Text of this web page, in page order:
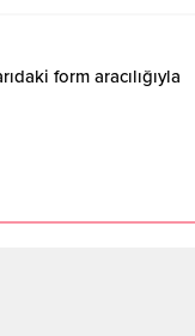
form aracılığıyla